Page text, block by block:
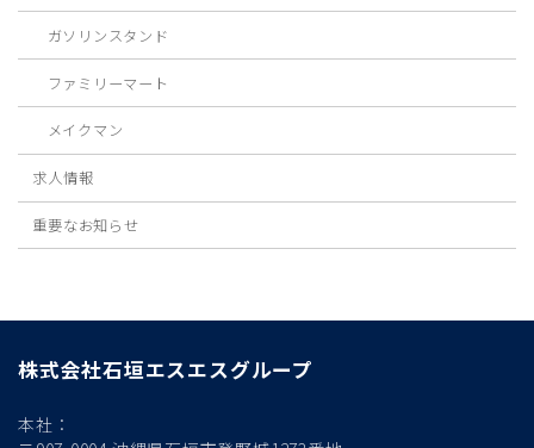
ガソリンスタンド
ファミリーマート
メイクマン
求人情報
重要なお知らせ
株式会社石垣エスエスグループ
本社：